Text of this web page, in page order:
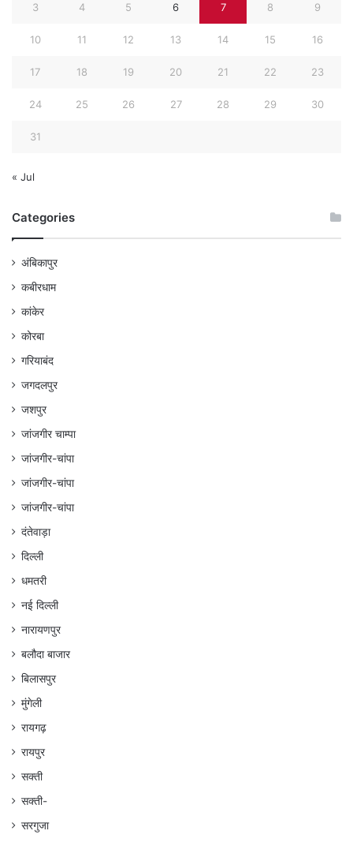
3 4 5 6 7 8 9
10 11 12 13 14 15 16
17 18 19 20 21 22 23
24 25 26 27 28 29 30
31
« Jul
Categories
अंबिकापुर
कबीरधाम
कांकेर
कोरबा
गरियाबंद
जगदलपुर
जशपुर
जांजगीर चाम्पा
जांजगीर-चांपा
जांजगीर-चांपा
जांजगीर-चांपा
दंतेवाड़ा
दिल्ली
धमतरी
नई दिल्ली
नारायणपुर
बलौदा बाजार
बिलासपुर
मुंगेली
रायगढ़
रायपुर
सक्ती
सक्ती-
सरगुजा